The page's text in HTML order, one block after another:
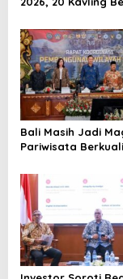
Bali Masih Jadi
Pariwisata